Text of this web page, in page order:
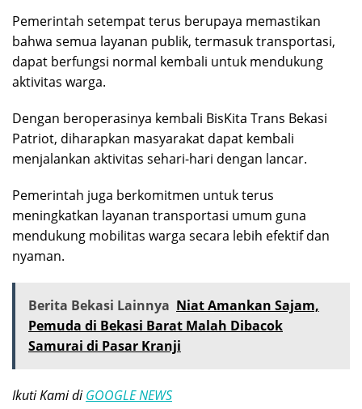
Pemerintah setempat terus berupaya memastikan
bahwa semua layanan publik, termasuk transportasi,
dapat berfungsi normal kembali untuk mendukung
aktivitas warga.
Dengan beroperasinya kembali BisKita Trans Bekasi
Patriot, diharapkan masyarakat dapat kembali
menjalankan aktivitas sehari-hari dengan lancar.
Pemerintah juga berkomitmen untuk terus
meningkatkan layanan transportasi umum guna
mendukung mobilitas warga secara lebih efektif dan
nyaman.
Berita Bekasi Lainnya Niat Amankan Sajam,
Pemuda di Bekasi Barat Malah Dibacok
Samurai di Pasar Kranji
Ikuti Kami diGOOGLE NEWS